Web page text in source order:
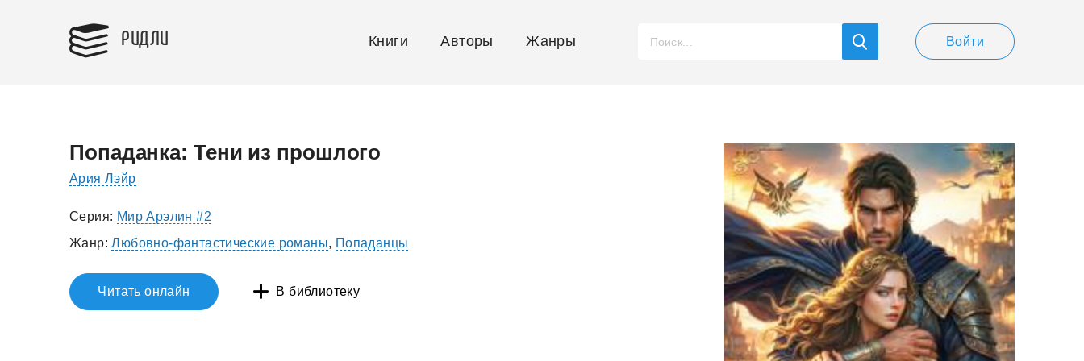
РИДЛИ Книги Авторы Жанры Войти
Попаданка: Тени из прошлого
Ария Лэйр
Серия: Мир Арэлин #2
Жанр:Любовно-фантастические романы, Попаданцы
Читать онлайн В библиотеку